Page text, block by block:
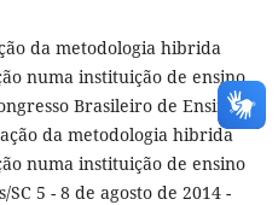
da metodologia hibrida
numa instituição de ensino
Brasileiro de Ensino
da metodologia hibrida
numa instituição de ensino
5 - 8 de agosto de 2014 -